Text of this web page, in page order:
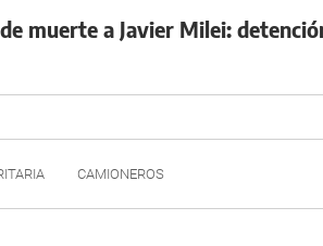
muerte a Javier Milei:
CAMIONEROS